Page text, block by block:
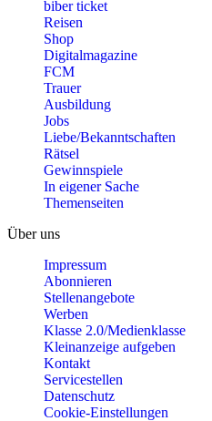
biber ticket
Reisen
Shop
Digitalmagazine
FCM
Trauer
Ausbildung
Jobs
Liebe/Bekanntschaften
Rätsel
Gewinnspiele
In eigener Sache
Themenseiten
Über uns
Impressum
Abonnieren
Stellenangebote
Werben
Klasse 2.0/Medienklasse
Kleinanzeige aufgeben
Kontakt
Servicestellen
Datenschutz
Cookie-Einstellungen